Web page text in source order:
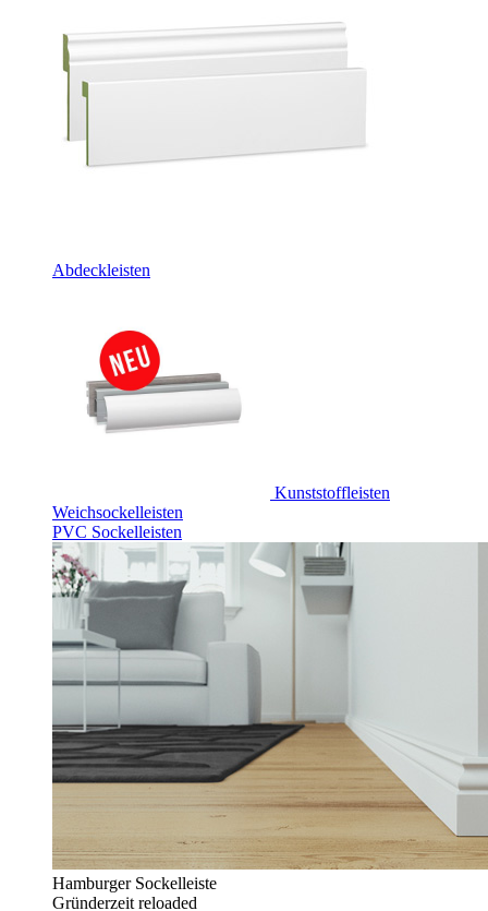
Abdeckleisten
Kunststoffleisten
Weichsockelleisten
PVC Sockelleisten
Hamburger Sockelleiste
Gründerzeit reloaded